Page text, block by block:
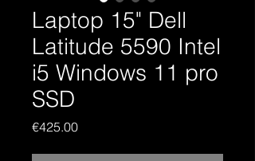
Laptop 15" Dell
Latitude 5590 Intel
i5 Windows 11 pro
SSD
€425.00Price